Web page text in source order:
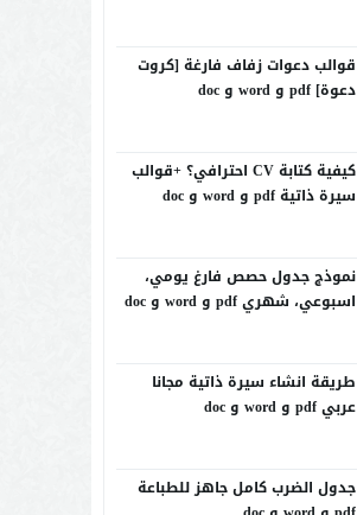
قوالب دعوات زفاف فارغة [كروت
دعوة] pdf و word و doc
كيفية كتابة CV احترافي؟ +قوالب
سيرة ذاتية pdf و word و doc
نموذج جدول حصص فارغ يومي،
اسبوعي، شهري pdf و word و doc
طريقة انشاء سيرة ذاتية مجانا
عربي pdf و word و doc
جدول الضرب كامل جاهز للطباعة